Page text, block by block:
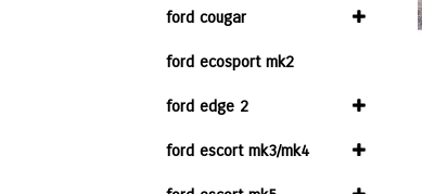
ford cougar
ford ecosport mk2
ford edge 2
ford escort mk3/mk4